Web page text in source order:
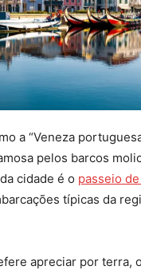
a “Veneza
pelos barcos
cidade é o passeio
típicas da
apreciar por terra, o